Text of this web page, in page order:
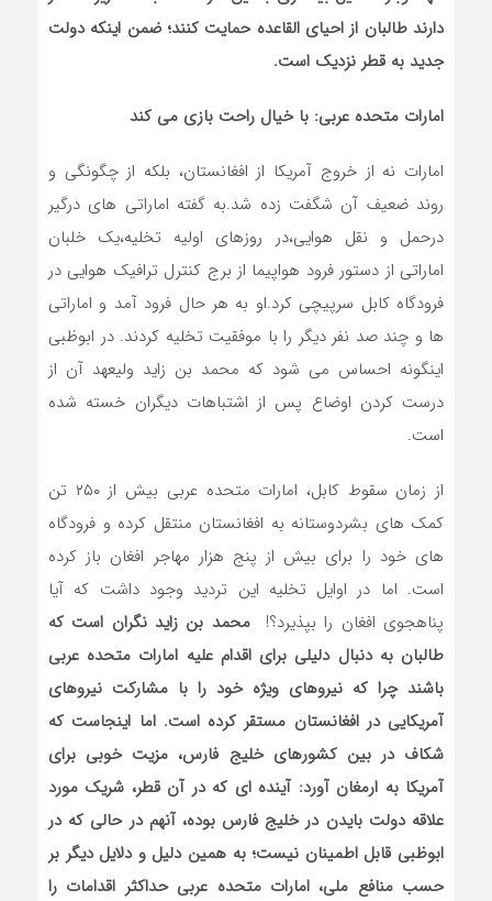
دارند طالبان از احیای القاعده حمایت کنند؛ ضمن اینکه دولت
جدید به قطر نزدیک است.
امارات متحده عربی: با خیال راحت بازی می کند
امارات نه از خروج آمریکا از افغانستان، بلکه از چگونگی و
روند ضعیف آن شگفت زده شد.به گفته اماراتی های درگیر
درحمل و نقل هوایی،در روزهای اولیه تخلیه،یک خلبان
اماراتی از دستور فرود هواپیما از برج کنترل ترافیک هوایی در
فرودگاه کابل سرپیچی کرد.او به هر حال فرود آمد و اماراتی
ها و چند صد نفر دیگر را با موفقیت تخلیه کردند. در ابوظبی
اینگونه احساس می شود که محمد بن زاید ولیعهد آن از
درست کردن اوضاع پس از اشتباهات دیگران خسته شده
است.
از زمان سقوط کابل، امارات متحده عربی بیش از ۲۵۰ تن
کمک های بشردوستانه به افغانستان منتقل کرده و فرودگاه
های خود را برای بیش از پنج هزار مهاجر افغان باز کرده
است. اما در اوایل تخلیه این تردید وجود داشت که آیا
پناهجوی افغان را بپذیرد؟!محمد بن زاید نگران است که
طالبان به دنبال دلیلی برای اقدام علیه امارات متحده عربی
باشند چرا که نیروهای ویژه خود را با مشارکت نیروهای
آمریکایی در افغانستان مستقر کرده است. اما اینجاست که
شکاف در بین کشورهای خلیج فارس، مزیت خوبی برای
آمریکا به ارمغان آورد: آینده ای که در آن قطر، شریک مورد
علاقه دولت بایدن در خلیج فارس بوده، آنهم در حالی که در
ابوظبی قابل اطمینان نیست؛ به همین دلیل و دلایل دیگر بر
حسب منافع ملی، امارات متحده عربی حداکثر اقدامات را